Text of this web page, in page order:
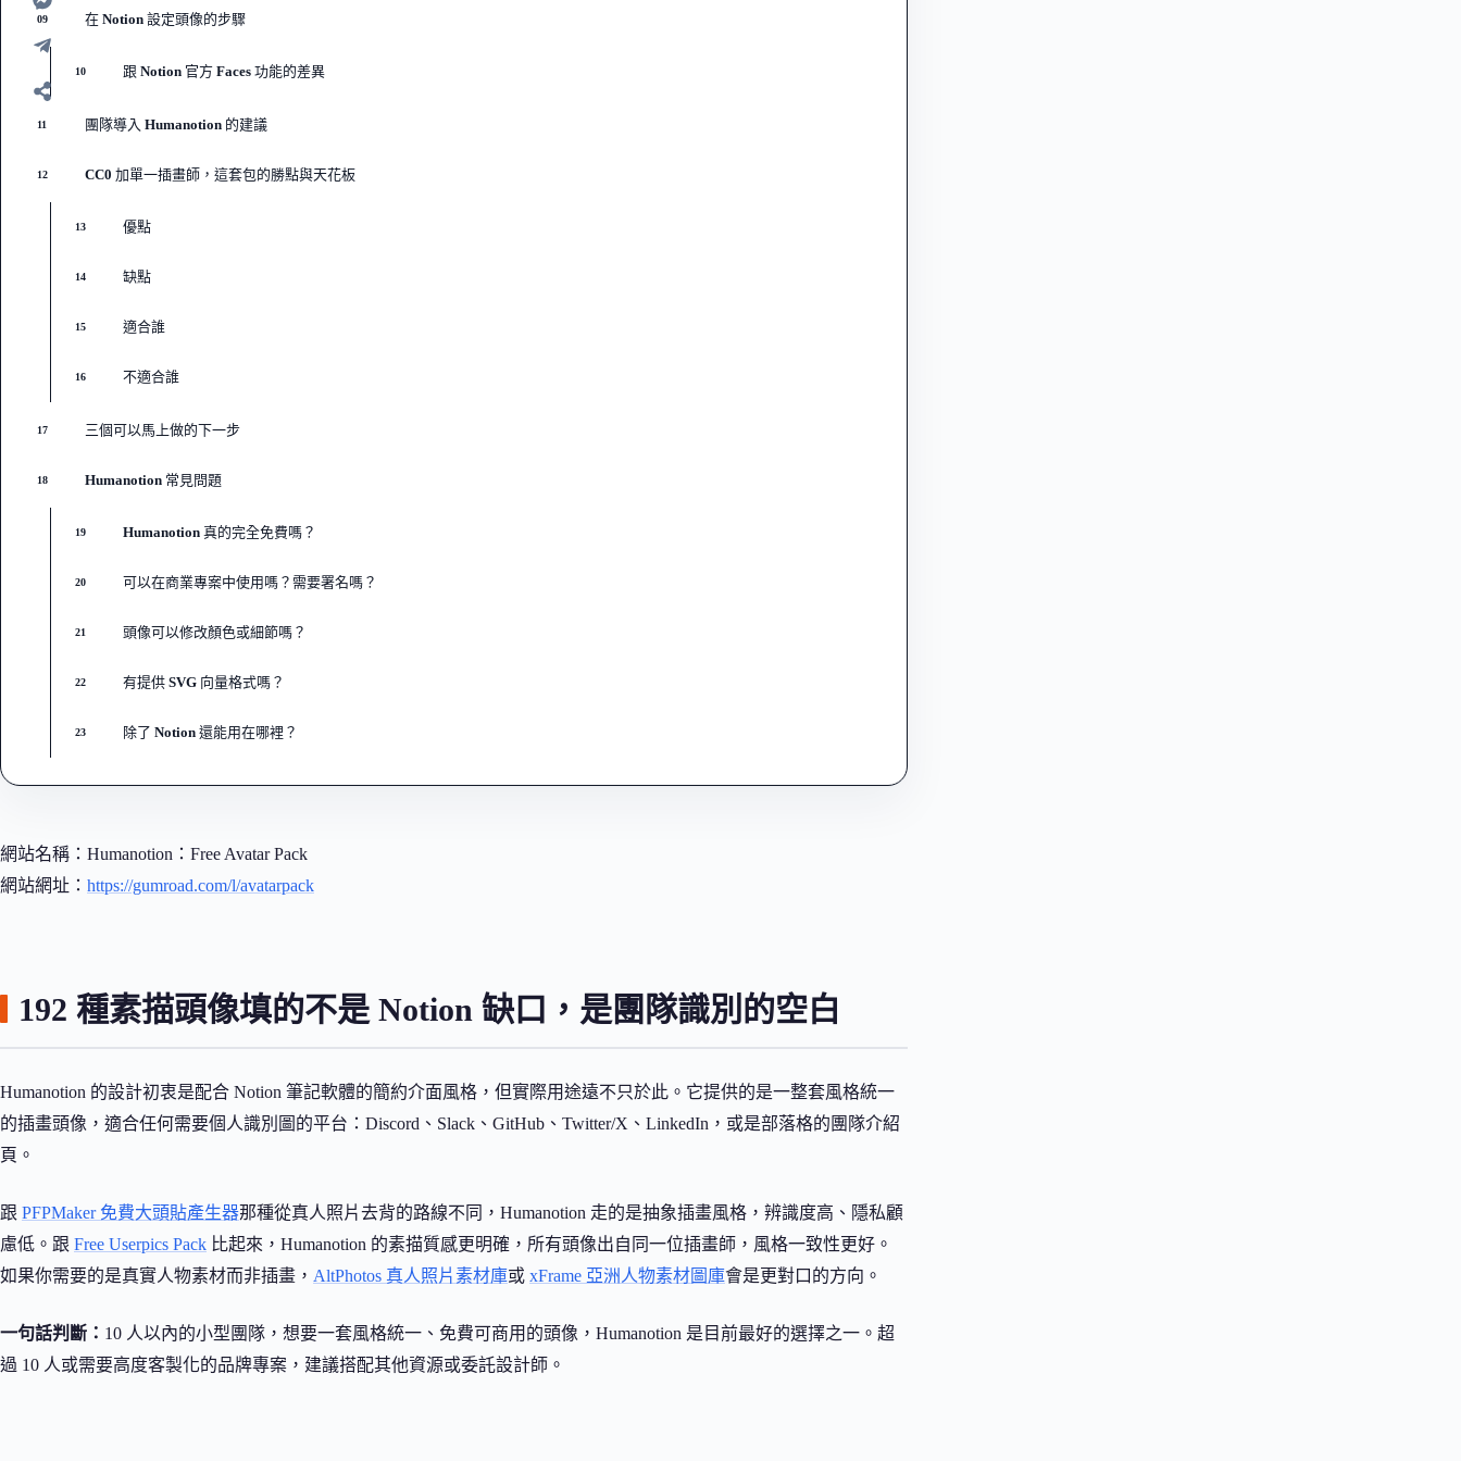
09 在 Notion 設定頭像的步驟
10 跟 Notion 官方 Faces 功能的差異
11 團隊導入 Humanotion 的建議
12 CC0 加單一插畫師，這套包的勝點與天花板
13 優點
14 缺點
15 適合誰
16 不適合誰
17 三個可以馬上做的下一步
18 Humanotion 常見問題
19 Humanotion 真的完全免費嗎？
20 可以在商業專案中使用嗎？需要署名嗎？
21 頭像可以修改顏色或細節嗎？
22 有提供 SVG 向量格式嗎？
23 除了 Notion 還能用在哪裡？
網站名稱：Humanotion：Free Avatar Pack
網站網址： https://gumroad.com/l/avatarpack
192 種素描頭像填的不是 Notion 缺口，是團隊識別的空白
Humanotion 的設計初衷是配合 Notion 筆記軟體的簡約介面風格，但實際用途遠不只於此。它提供的是一整套風格統一
的插畫頭像，適合任何需要個人識別圖的平台：Discord、Slack、GitHub、Twitter/X、LinkedIn，或是部落格的團隊介紹
頁。
跟 PFPMaker 免費大頭貼產生器那種從真人照片去背的路線不同，Humanotion 走的是抽象插畫風格，辨識度高、隱私顧
慮低。跟 Free Userpics Pack 比起來，Humanotion 的素描質感更明確，所有頭像出自同一位插畫師，風格一致性更好。
如果你需要的是真實人物素材而非插畫， AltPhotos 真人照片素材庫或 xFrame 亞洲人物素材圖庫會是更對口的方向。
一句話判斷： 10 人以內的小型團隊，想要一套風格統一、免費可商用的頭像，Humanotion 是目前最好的選擇之一。超
過 10 人或需要高度客製化的品牌專案，建議搭配其他資源或委託設計師。